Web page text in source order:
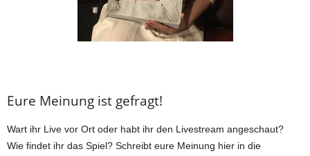
Eure Meinung ist gefragt!
Wart ihr Live vor Ort oder habt ihr den Livestream angeschaut?
Wie findet ihr das Spiel? Schreibt eure Meinung hier in die